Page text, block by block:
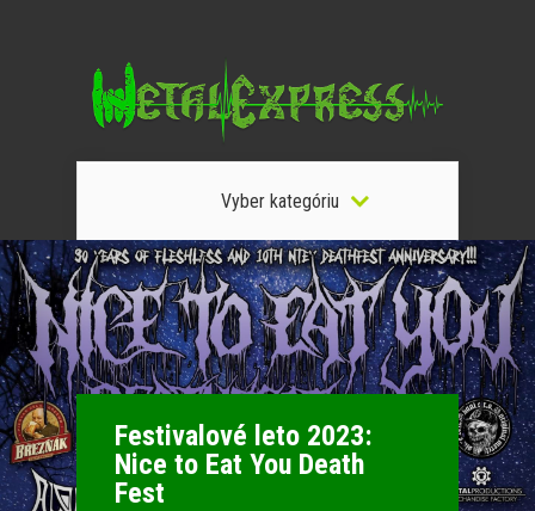
Vyber kategóriu
Festivalové leto 2023:
Nice to Eat You Death
Fest